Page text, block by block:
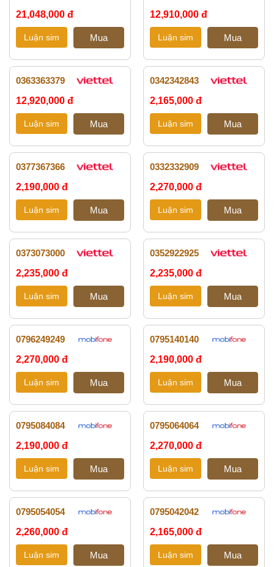
21,048,000 đ
12,910,000 đ
0363363379
12,920,000 đ
0342342843
2,165,000 đ
0377367366
2,190,000 đ
0332332909
2,270,000 đ
0373073000
2,235,000 đ
0352922925
2,235,000 đ
0796249249
2,270,000 đ
0795140140
2,190,000 đ
0795084084
2,190,000 đ
0795064064
2,270,000 đ
0795054054
2,260,000 đ
0795042042
2,165,000 đ